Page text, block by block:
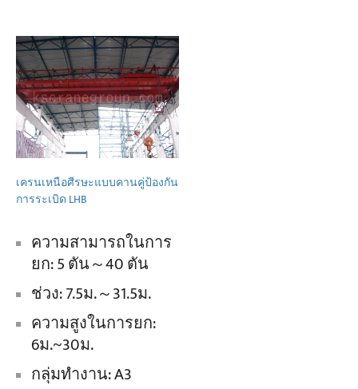
เครนเหนือศีรษะแบบคานคู่ป้องกัน
การระเบิด LHB
ความสามารถในการ
ยก: 5 ตัน～40 ตัน
ช่วง: 7.5ม.～31.5ม.
ความสูงในการยก:
6ม.~30ม.
กลุ่มทำงาน: A3